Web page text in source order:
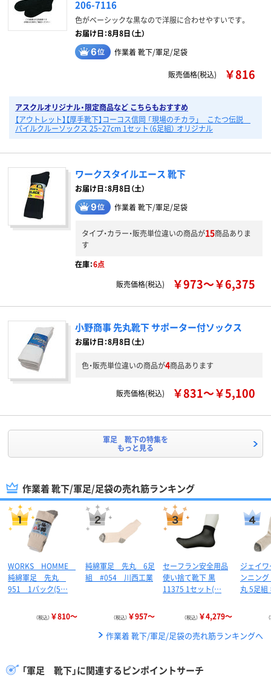
206-7116
色がベーシックな黒なので洋服に合わせやすいです。
お届け日：8月8日（土）
作業着 靴下/軍足/足袋
販売価格(税込) ￥816
アスクルオリジナル・限定商品など こちらもおすすめ
【アウトレット】【厚手靴下】コーコス信岡 「現場のチカラ」 こたつ伝説
パイルクルーソックス 25~27cm 1セット（6足組） オリジナル
ワークスタイルエース 靴下
お届け日：8月8日（土）
作業着 靴下/軍足/足袋
タイプ・カラー・販売単位違いの商品が15商品ありま
す
在庫：6点
販売価格(税込)
￥973～￥6,375
小野商事 先丸靴下 サポーター付ソックス
お届け日：8月8日（土）
色・販売単位違いの商品が4商品あります
販売価格(税込) ￥831～￥5,100
軍足 靴下の特集を
もっと見る
作業着 靴下/軍足/足袋の売れ筋ランキング
WORKS HOMME
純綿軍足 先丸
951 1パック(5…
（税込） ￥810～
純綿軍足 先丸 6足
組 #054 川西工業
（税込） ￥957～
セーフラン安全用品
使い捨て靴下 黒
11375 1セット(…
（税込） ￥4,279～
ジェイ
ンニン
丸 5足
作業着 靴下/軍足/足袋の売れ筋ランキングへ
「軍足 靴下」に関連するピンポイントサーチ